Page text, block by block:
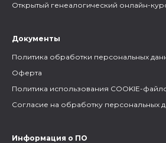
Открытый генеалогический онлайн-
Документы
Политика обработки персональных
Оферта
Политика использования COOKIE-
Согласие на обработку персональных
Информация о ПО